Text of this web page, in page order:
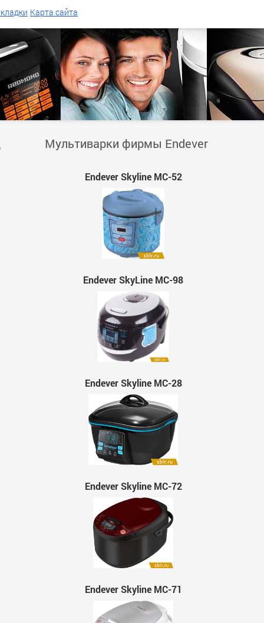
Мультиварки фирмы Endever
Endever Skyline MC-52
Endever SkyLine MC-98
Endever Skyline MC-28
Endever Skyline MC-72
Endever Skyline MC-71
Карта сайта